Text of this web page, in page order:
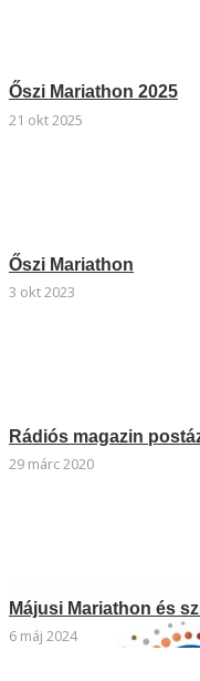
Őszi Mariathon 2025
21 okt 2025
Őszi Mariathon
3 okt 2023
Rádiós magazin
29 márc 2020
Májusi Mariathon és
6 máj 2024